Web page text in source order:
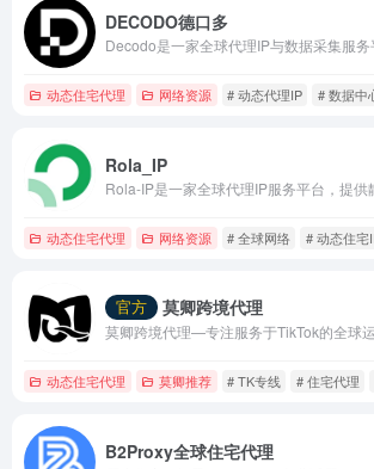
DECODO德口多
动态住宅代理 网络资源 # 动态代理IP # 数据中
Rola_IP
动态住宅代理 网络资源 # 全球网络 # 动态住宅
官方 莫卿跨境代理
莫卿跨境代理—专注服务于TikTok的全球
动态住宅代理 莫卿推荐 # TK专线 # 住宅代理
B2Proxy全球住宅代理